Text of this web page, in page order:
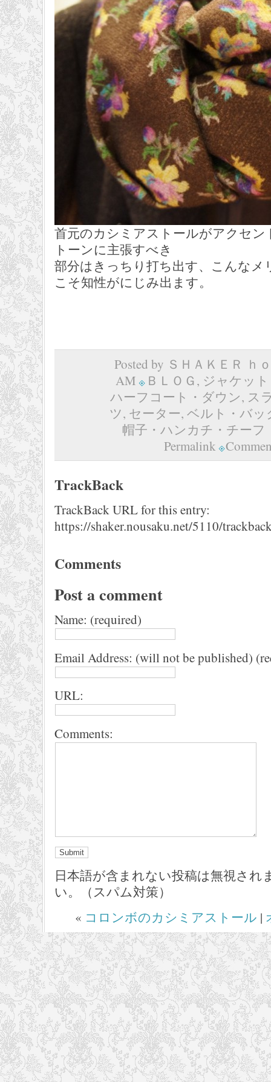
首元のカシミアストールがアクセ
トーンに主張すべき
部分はきっちり打ち出す、こんな
こそ知性がにじみ出ます。
Posted by ＳＨＡＫＥＲ ｈ
AM
ＢＬＯＧ, ジャケッ
ハーフコート・ダウン, ス
ツ, セーター, ベルト・バッ
帽子・ハンカチ・チーフ
Permalink
TrackBack
TrackBack URL for this entry:
https://shaker.nousaku.net/5110/
Comments
Post a comment
Name: (required)
Email Address: (will not be published)
URL:
Comments:
日本語が含まれない投稿は無視され
い。（スパム対策）
« コロンボのカシミアストール |